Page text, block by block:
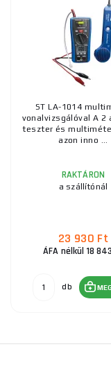
ST LA-1014
vonalvizsgálóval A 2
teszter és
azon inno ...
RAKTÁRON
a szállítónál
23 930 Ft
ÁFA nélkül 18
db